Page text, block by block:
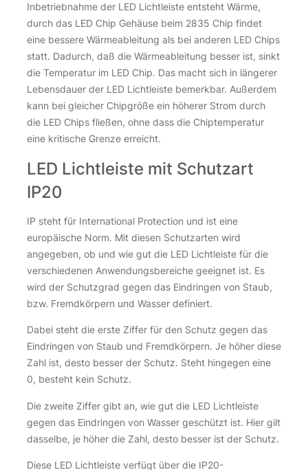
Inbetriebnahme der LED Lichtleiste entsteht Wärme,
durch das LED Chip Gehäuse beim 2835 Chip findet
eine bessere Wärmeableitung als bei anderen LED Chips
statt. Dadurch, daß die Wärmeableitung besser ist, sinkt
die Temperatur im LED Chip. Das macht sich in längerer
Lebensdauer der LED Lichtleiste bemerkbar. Außerdem
kann bei gleicher Chipgröße ein höherer Strom durch
die LED Chips fließen, ohne dass die Chiptemperatur
eine kritische Grenze erreicht.
LED Lichtleiste mit Schutzart
IP20
IP steht für International Protection und ist eine
europäische Norm. Mit diesen Schutzarten wird
angegeben, ob und wie gut die LED Lichtleiste für die
verschiedenen Anwendungsbereiche geeignet ist. Es
wird der Schutzgrad gegen das Eindringen von Staub,
bzw. Fremdkörpern und Wasser definiert.
Dabei steht die erste Ziffer für den Schutz gegen das
Eindringen von Staub und Fremdkörpern. Je höher diese
Zahl ist, desto besser der Schutz. Steht hingegen eine
0, besteht kein Schutz.
Die zweite Ziffer gibt an, wie gut die LED Lichtleiste
gegen das Eindringen von Wasser geschützt ist. Hier gilt
dasselbe, je höher die Zahl, desto besser ist der Schutz.
Diese LED Lichtleiste verfügt über die IP20-